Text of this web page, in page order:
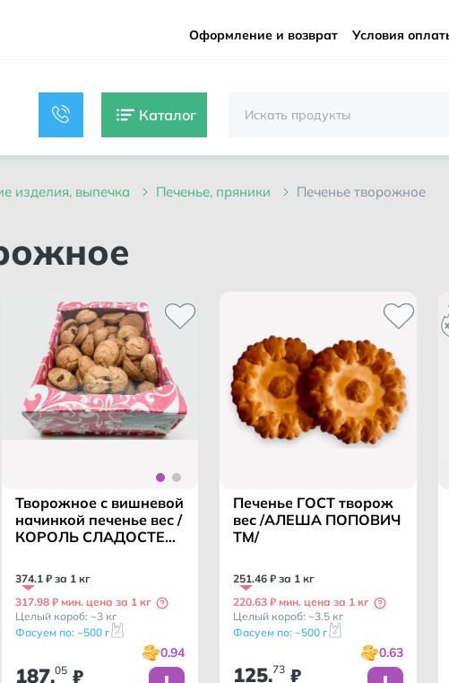
Оформление и возврат Условия
Каталог
изделия, выпечка печенье, пряники печенье творожное
Творожное с вишневой
начинкой печенье вес /
КОРОЛЬ СЛАДОСТЕЙ
374.1 ₽ за 1 кг
317.98 ₽ мин. цена за 1 кг
Целый короб: ~3 кг
Фасуем по: ~500 г
0.94
187.05₽
Печенье ГОСТ творож
вес /АЛЕША ПОПОВИЧ
ТМ/
251.46 ₽ за 1 кг
220.63 ₽ мин. цена за 1 кг
Целый короб: ~3.5 кг
Фасуем по: ~500 г
0.63
125.73 ₽